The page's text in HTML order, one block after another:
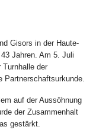
Gisors in der Haute-
Jahren. Am 5. Juli
Turnhalle der
Partnerschaftsurkunde.
auf der Aussöhnung
der Zusammenhalt
gestärkt.